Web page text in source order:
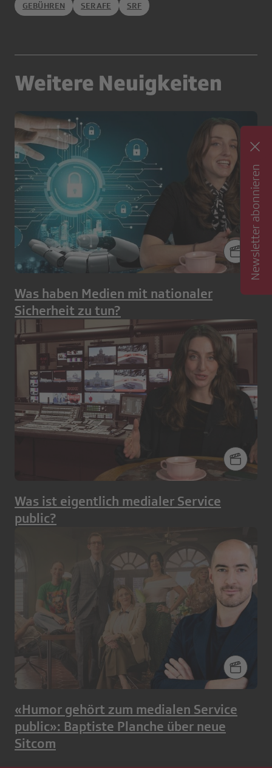
GEBÜHREN SERAFE SRF
Weitere Neuigkeiten
Was haben Medien mit nationaler
Sicherheit zu tun?
Was ist eigentlich medialer Service
public?
«Humor gehört zum medialen Service
public»: Baptiste Planche über neue
Sitcom
Newsletter abonnieren